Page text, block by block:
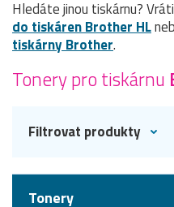
Hledáte jinou tiskárnu?
do tiskáren Brother HL
tiskárny Brother.
Tonery pro tiskárnu
Filtrovat produkty
Tonery